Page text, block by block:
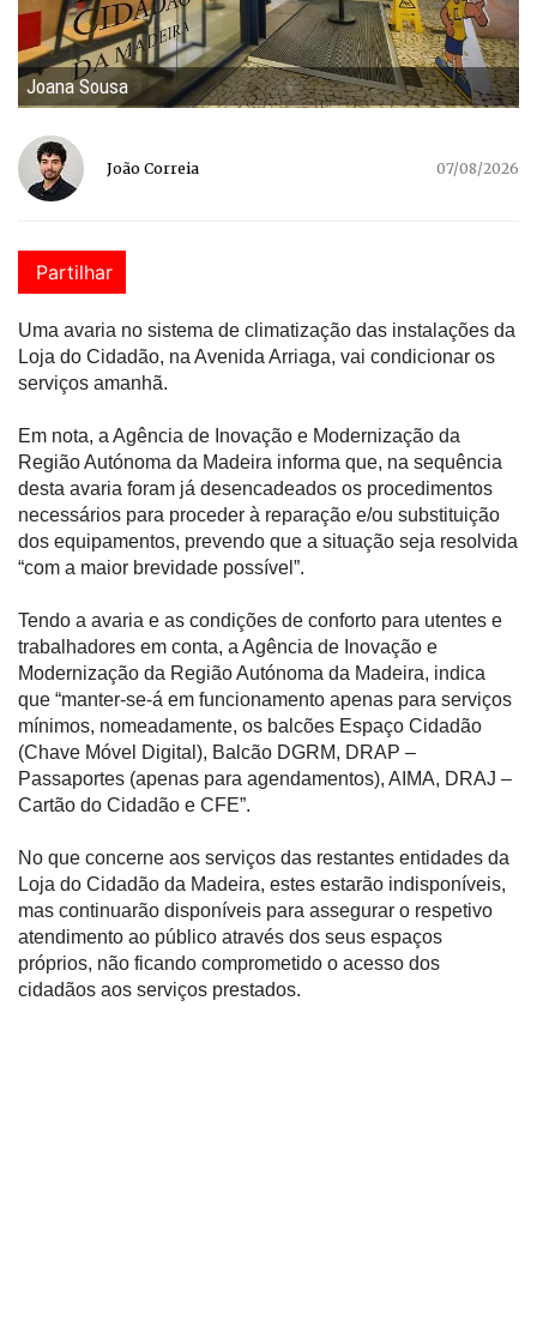
Joana Sousa
João Correia 07/08/2026
Partilhar
Uma avaria no sistema de climatização das instalações da
Loja do Cidadão, na Avenida Arriaga, vai condicionar os
serviços amanhã.
Em nota, a Agência de Inovação e Modernização da
Região Autónoma da Madeira informa que, na sequência
desta avaria foram já desencadeados os procedimentos
necessários para proceder à reparação e/ou substituição
dos equipamentos, prevendo que a situação seja resolvida
“com a maior brevidade possível”.
Tendo a avaria e as condições de conforto para utentes e
trabalhadores em conta, a Agência de Inovação e
Modernização da Região Autónoma da Madeira, indica
que “manter-se-á em funcionamento apenas para serviços
mínimos, nomeadamente, os balcões Espaço Cidadão
(Chave Móvel Digital), Balcão DGRM, DRAP –
Passaportes (apenas para agendamentos), AIMA, DRAJ –
Cartão do Cidadão e CFE”.
No que concerne aos serviços das restantes entidades da
Loja do Cidadão da Madeira, estes estarão indisponíveis,
mas continuarão disponíveis para assegurar o respetivo
atendimento ao público através dos seus espaços
próprios, não ficando comprometido o acesso dos
cidadãos aos serviços prestados.